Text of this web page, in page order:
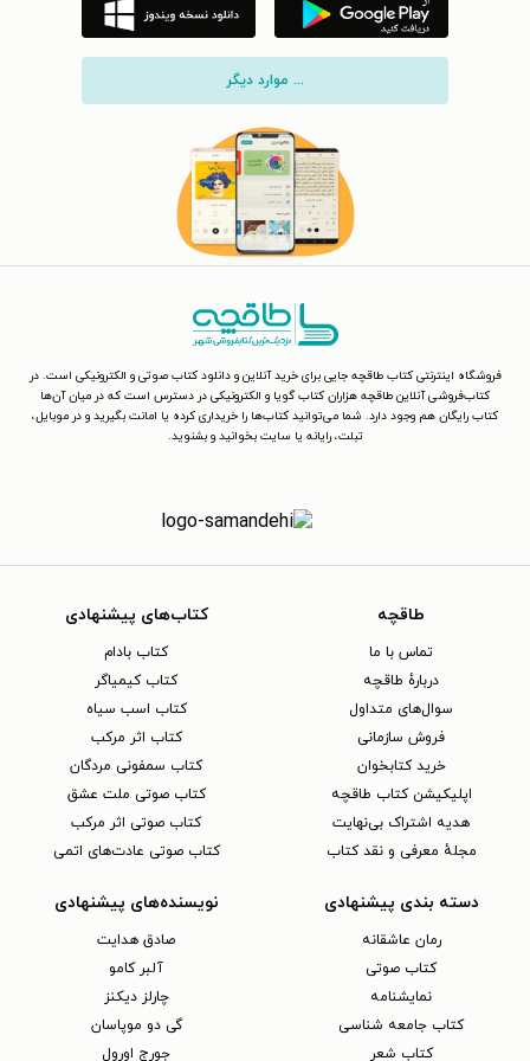
... موارد دیگر
فروشگاه اینترنتی کتاب طاقچه جایی برای خرید آنلاین و دانلود کتاب صوتی و الکترونیکی است. در
کتاب‌فروشی آنلاین طاقچه هزاران کتاب گویا و الکترونیکی در دسترس است که در میان آن‌ها
کتاب رایگان هم وجود دارد. شما می‌توانید کتاب‌ها را خریداری کرده یا امانت بگیرید و در موبایل،
تبلت، رایانه یا سایت بخوانید و بشنوید.
طاقچه
تماس با ما
دربارهٔ طاقچه
سوال‌های متداول
فروش سازمانی
خرید کتابخوان
اپلیکیشن کتاب طاقچه
هدیه اشتراک بی‌نهایت
مجلهٔ معرفی و نقد کتاب
کتاب‌های پیشنهادی
کتاب بادام
کتاب کیمیاگر
کتاب اسب سیاه
کتاب اثر مرکب
کتاب سمفونی مردگان
کتاب صوتی ملت عشق
کتاب صوتی اثر مرکب
کتاب صوتی عادت‌های اتمی
دسته بندی پیشنهادی
رمان عاشقانه
کتاب‌ صوتی
نمایشنامه
کتاب جامعه شناسی
کتاب شعر
نویسنده‌های پیشنهادی
صادق هدایت
آلبر کامو
چارلز دیکنز
گی دو موپاسان
جورج اورول